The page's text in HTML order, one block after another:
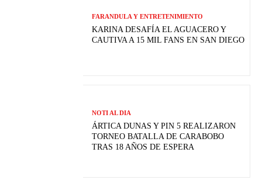
FARANDULA Y ENTRETENIMIENTO
KARINA DESAFÍA EL AGUACERO Y
CAUTIVA A 15 MIL FANS EN SAN DIEGO
NOTI AL DIA
ÁRTICA DUNAS Y PIN 5 REALIZARON
TORNEO BATALLA DE CARABOBO
TRAS 18 AÑOS DE ESPERA